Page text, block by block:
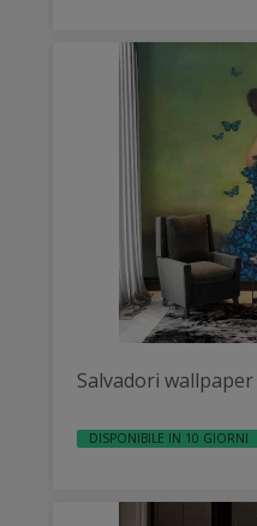
Salvadori
DISPONIBILE IN 10 GIORNI